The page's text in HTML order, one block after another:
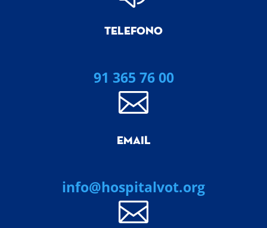
TELEFONO
91 365 76 00

EMAIL
info@hospitalvot.org
